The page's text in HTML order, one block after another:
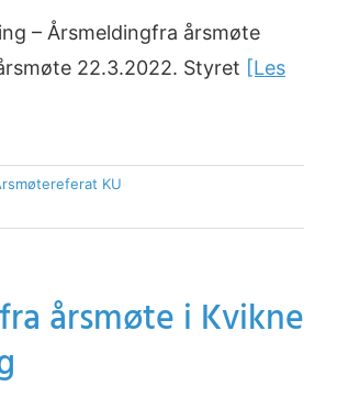
– Årsmeldingfra årsmøte
22.3.2022. Styret [Les
KU
årsmøte i Kvikne